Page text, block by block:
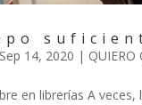
Sep 14, 2020 | QUIERO
en librerías A veces,